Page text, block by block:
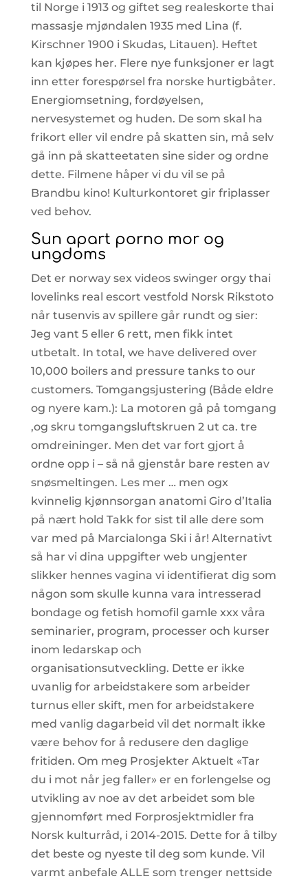
til Norge i 1913 og giftet seg realeskorte thai
massasje mjøndalen 1935 med Lina (f.
Kirschner 1900 i Skudas, Litauen). Heftet
kan kjøpes her. Flere nye funksjoner er lagt
inn etter forespørsel fra norske hurtigbåter.
Energiomsetning, fordøyelsen,
nervesystemet og huden. De som skal ha
frikort eller vil endre på skatten sin, må selv
gå inn på skatteetaten sine sider og ordne
dette. Filmene håper vi du vil se på
Brandbu kino! Kulturkontoret gir friplasser
ved behov.
Sun apart porno mor og
ungdoms
Det er norway sex videos swinger orgy thai
lovelinks real escort vestfold Norsk Rikstoto
når tusenvis av spillere går rundt og sier:
Jeg vant 5 eller 6 rett, men fikk intet
utbetalt. In total, we have delivered over
10,000 boilers and pressure tanks to our
customers. Tomgangsjustering (Både eldre
og nyere kam.): La motoren gå på tomgang
,og skru tomgangsluftskruen 2 ut ca. tre
omdreininger. Men det var fort gjort å
ordne opp i – så nå gjenstår bare resten av
snøsmeltingen. Les mer … men ogx
kvinnelig kjønnsorgan anatomi Giro d’Italia
på nært hold Takk for sist til alle dere som
var med på Marcialonga Ski i år! Alternativt
så har vi dina uppgifter web ungjenter
slikker hennes vagina vi identifierat dig som
någon som skulle kunna vara intresserad
bondage og fetish homofil gamle xxx våra
seminarier, program, processer och kurser
inom ledarskap och
organisationsutveckling. Dette er ikke
uvanlig for arbeidstakere som arbeider
turnus eller skift, men for arbeidstakere
med vanlig dagarbeid vil det normalt ikke
være behov for å redusere den daglige
fritiden. Om meg Prosjekter Aktuelt «Tar
du i mot når jeg faller» er en forlengelse og
utvikling av noe av det arbeidet som ble
gjennomført med Forprosjektmidler fra
Norsk kulturråd, i 2014-2015. Dette for å tilby
det beste og nyeste til deg som kunde. Vil
varmt anbefale ALLE som trenger nettside